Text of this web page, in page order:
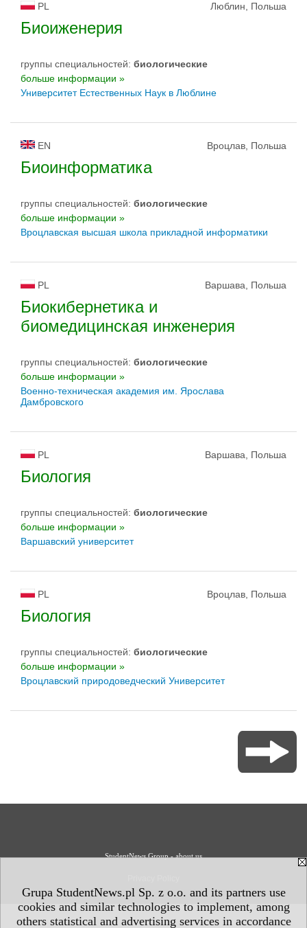
Grupa StudentNews.pl Sp. z o.o. and its partners use
cookies and similar technologies to implement, among
others statistical and advertising services in accordance
PL Люблин, Польша
Биоиженерия
группы специальностей: биологическиe
больше информации »
Университет Естественных Наук в Люблине
EN Вроцлав, Польша
Биоинформатика
группы специальностей: биологическиe
больше информации »
Вроцлавская высшая школа прикладной информатики
PL Варшава, Польша
Биокибернетика и
биомедицинская инженерия
группы специальностей: биологическиe
больше информации »
Военно-техническая академия им. Ярослава
Дамбровского
PL Варшава, Польша
Биология
группы специальностей: биологическиe
больше информации »
Варшавский университет
PL Вроцлав, Польша
Биология
группы специальностей: биологическиe
больше информации »
Вроцлавский природоведческий Университет
StudentNews Group - about us